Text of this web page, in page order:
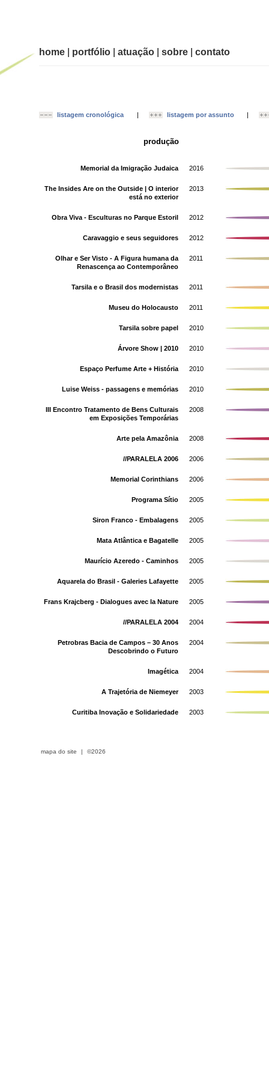
home portfólio atuação sobre contato
listagem cronológica | listagem por assunto |
produção
Memorial da Imigração Judaica 2016
The Insides Are on the Outside | O interior
está no exterior
2013
Obra Viva - Esculturas no Parque Estoril 2012
Caravaggio e seus seguidores 2012
Olhar e Ser Visto - A Figura humana da
Renascença ao Contemporâneo
2011
Tarsila e o Brasil dos modernistas 2011
Museu do Holocausto 2011
Tarsila sobre papel 2010
Árvore Show | 2010 2010
Espaço Perfume Arte + História 2010
Luise Weiss - passagens e memórias 2010
III Encontro Tratamento de Bens Culturais
em Exposições Temporárias
2008
Arte pela Amazônia 2008
//PARALELA 2006 2006
Memorial Corinthians 2006
Programa Sítio 2005
Siron Franco - Embalagens 2005
Mata Atlântica e Bagatelle 2005
Maurício Azeredo - Caminhos 2005
Aquarela do Brasil - Galeries Lafayette 2005
Frans Krajcberg - Dialogues avec la Nature 2005
//PARALELA 2004 2004
Petrobras Bacia de Campos – 30 Anos
Descobrindo o Futuro
2004
Imagética 2004
A Trajetória de Niemeyer 2003
Curitiba Inovação e Solidariedade 2003
mapa do site | ©2026